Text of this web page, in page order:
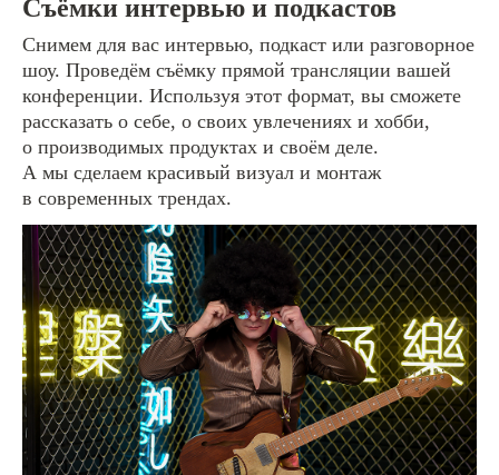
Съёмки интервью и подкастов
Снимем для вас интервью, подкаст или разговорное
шоу. Проведём съёмку прямой трансляции вашей
конференции. Используя этот формат, вы сможете
рассказать о себе, о своих увлечениях и хобби,
о производимых продуктах и своём деле.
А мы сделаем красивый визуал и монтаж
в современных трендах.